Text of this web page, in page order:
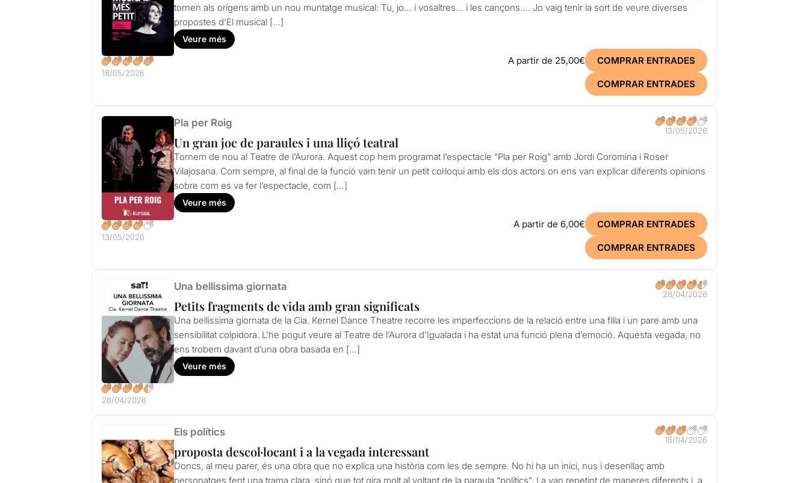
18/05/2026
tornen als orígens amb un nou muntatge musical: Tu, jo… i vosaltres… i les cançons…. Jo vaig tenir la sort de veure diverses
propostes d’El musical […]
Veure més
A partir de 25,00€ COMPRAR ENTRADES
COMPRAR ENTRADES
13/05/2026
Pla per Roig
13/05/2026
Un gran joc de paraules i una lliçó teatral
Tornem de nou al Teatre de l’Aurora. Aquest cop hem programat l’espectacle “Pla per Roig” amb Jordi Coromina i Roser
Vilajosana. Com sempre, al final de la funció vam tenir un petit col·loqui amb els dos actors on ens van explicar diferents opinions
sobre com es va fer l’espectacle, com […]
Veure més
A partir de 6,00€ COMPRAR ENTRADES
COMPRAR ENTRADES
28/04/2026
Una bellissima giornata
28/04/2026
Petits fragments de vida amb gran significats
Una bellissima giornata de la Cia. Kernel Dance Theatre recorre les imperfeccions de la relació entre una filla i un pare amb una
sensibilitat colpidora. L’he pogut veure al Teatre de l’Aurora d’Igualada i ha estat una funció plena d’emoció. Aquesta vegada, no
ens trobem davant d’una obra basada en […]
Veure més
Els polítics
18/04/2026
proposta descol·locant i a la vegada interessant
Doncs, al meu parer, és una obra que no explica una història com les de sempre. No hi ha un inici, nus i desenllaç amb
personatges fent una trama clara, sinó que tot gira molt al voltant de la paraula “polítics”. La van repetint de maneres diferents i, a